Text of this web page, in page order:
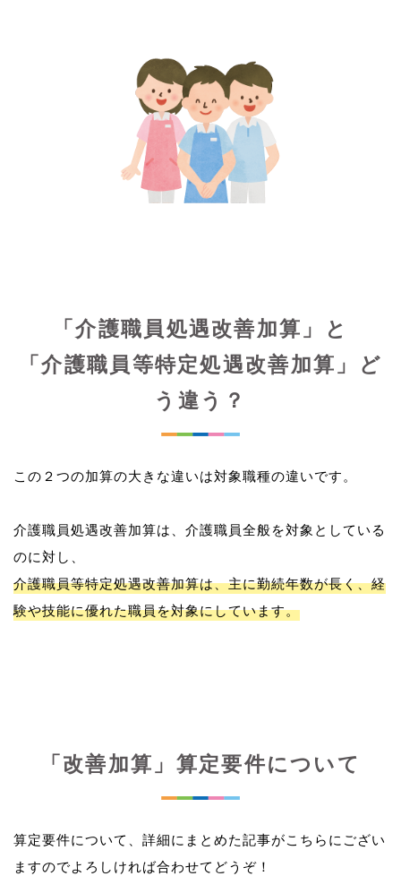
「介護職員処遇改善加算」と
「介護職員等特定処遇改善加算」ど
う違う？
この２つの加算の大きな違いは対象職種の違いです。
介護職員処遇改善加算は、介護職員全般を対象としている
介護職員等特定処遇改善加算は、主に勤続年数が長く、経
験や技能に優れた職員を対象にしています。
「改善加算」算定要件について
算定要件について、詳細にまとめた記事がこちらにござい
ますのでよろしければ合わせてどうぞ！